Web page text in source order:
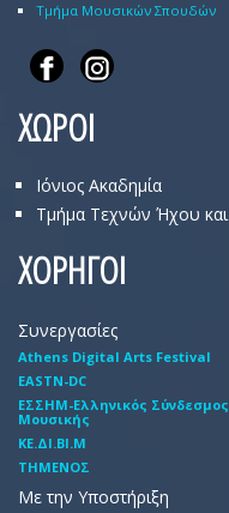
Τμήμα Μουσικών Σπουδών
ΧΩΡΟΙ
Ιόνιος Ακαδημία
Τμήμα Τεχνών Ήχου και
ΧΟΡΗΓΟΙ
Συνεργασίες
Athens Digital Arts Festival
EASTN-DC
EΣΣHM-Eλληνικός
Mουσικής
ΚΕ.ΔΙ.ΒΙ.Μ
ΤΗΜΕΝΟΣ
Με την Υποστήριξη